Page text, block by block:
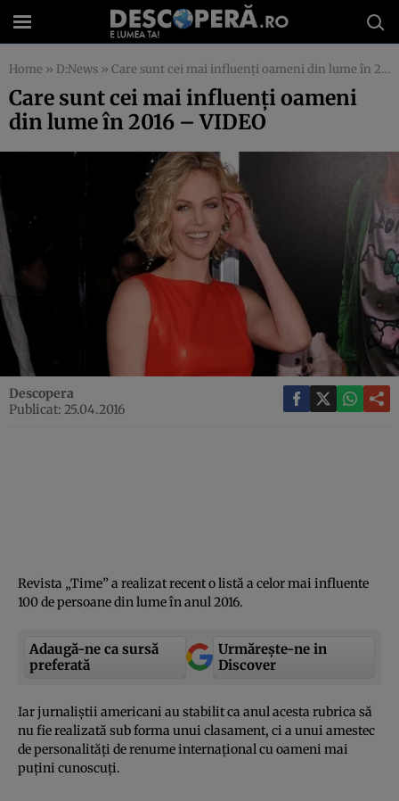
Home » D:News » Care sunt cei mai influenţi oameni din lume în 2016 – VIDEO
Care sunt cei mai influenţi oameni
din lume în 2016 – VIDEO
Descopera
Publicat: 25.04.2016
Revista „Time” a realizat recent o listă a celor mai influente
100 de persoane din lume în anul 2016.
Adaugă-ne ca sursă
preferată
Urmărește-ne in
Discover
Iar jurnaliştii americani au stabilit ca anul acesta rubrica să
nu fie realizată sub forma unui clasament, ci a unui amestec
de personalităţi de renume internaţional cu oameni mai
puţini cunoscuţi.